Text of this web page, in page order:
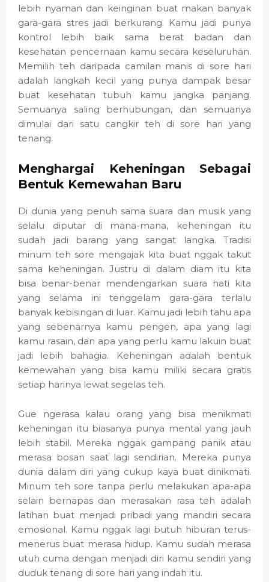
lebih nyaman dan keinginan buat makan banyak
gara-gara stres jadi berkurang. Kamu jadi punya
kontrol lebih baik sama berat badan dan
kesehatan pencernaan kamu secara keseluruhan.
Memilih teh daripada camilan manis di sore hari
adalah langkah kecil yang punya dampak besar
buat kesehatan tubuh kamu jangka panjang.
Semuanya saling berhubungan, dan semuanya
dimulai dari satu cangkir teh di sore hari yang
tenang.
Menghargai Keheningan Sebagai
Bentuk Kemewahan Baru
Di dunia yang penuh sama suara dan musik yang
selalu diputar di mana-mana, keheningan itu
sudah jadi barang yang sangat langka. Tradisi
minum teh sore mengajak kita buat nggak takut
sama keheningan. Justru di dalam diam itu kita
bisa benar-benar mendengarkan suara hati kita
yang selama ini tenggelam gara-gara terlalu
banyak kebisingan di luar. Kamu jadi lebih tahu apa
yang sebenarnya kamu pengen, apa yang lagi
kamu rasain, dan apa yang perlu kamu lakuin buat
jadi lebih bahagia. Keheningan adalah bentuk
kemewahan yang bisa kamu miliki secara gratis
setiap harinya lewat segelas teh.
Gue ngerasa kalau orang yang bisa menikmati
keheningan itu biasanya punya mental yang jauh
lebih stabil. Mereka nggak gampang panik atau
merasa bosan saat lagi sendirian. Mereka punya
dunia dalam diri yang cukup kaya buat dinikmati.
Minum teh sore tanpa perlu melakukan apa-apa
selain bernapas dan merasakan rasa teh adalah
latihan buat menjadi pribadi yang mandiri secara
emosional. Kamu nggak lagi butuh hiburan terus-
menerus buat merasa hidup. Kamu sudah merasa
utuh cuma dengan menjadi diri kamu sendiri yang
duduk tenang di sore hari yang indah itu.